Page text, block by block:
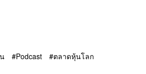
Podcast
ตลาดหุ้นโลก